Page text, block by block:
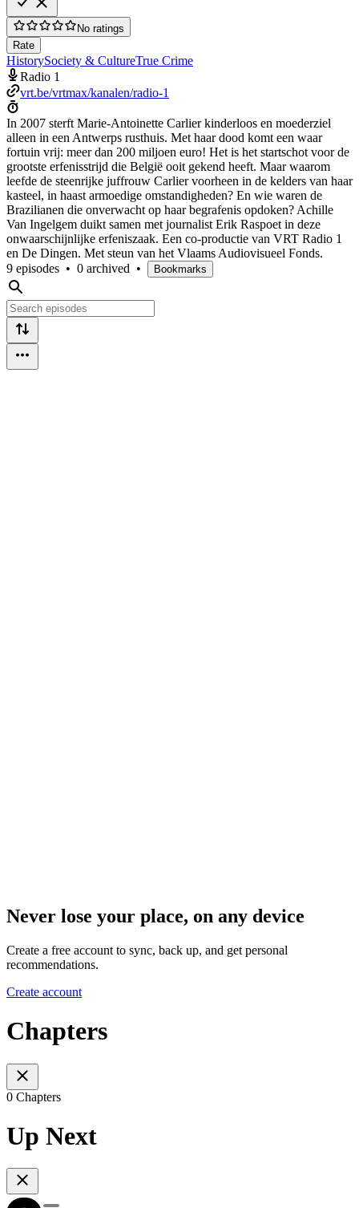
No ratings
Rate
HistorySociety & CultureTrue Crime
Radio 1
vrt.be/vrtmax/kanalen/radio-1
In 2007 sterft Marie-Antoinette Carlier kinderloos en moederziel
alleen in een Antwerps rusthuis. Met haar dood komt een waar
fortuin vrij: meer dan 200 miljoen euro! Het is het startschot voor de
grootste erfenisstrijd die België ooit gekend heeft. Maar waarom
leefde de steenrijke juffrouw Carlier voorheen in de kelders van haar
kasteel, in haast armoedige omstandigheden? En wie waren de
Brazilianen die onverwacht op haar begrafenis opdoken? Achille
Van Ingelgem duikt samen met journalist Erik Raspoet in deze
onwaarschijnlijke erfeniszaak. Een co-productie van VRT Radio 1
en De Dingen. Met steun van het Vlaams Audiovisueel Fonds.
9 episodes • 0 archived • Bookmarks
Never lose your place, on any device
Create a free account to sync, back up, and get personal
recommendations.
Create account
Chapters
0 Chapters
Up Next